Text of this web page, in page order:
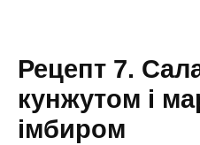
Рецепт 7.
кунжутом і
імбиром